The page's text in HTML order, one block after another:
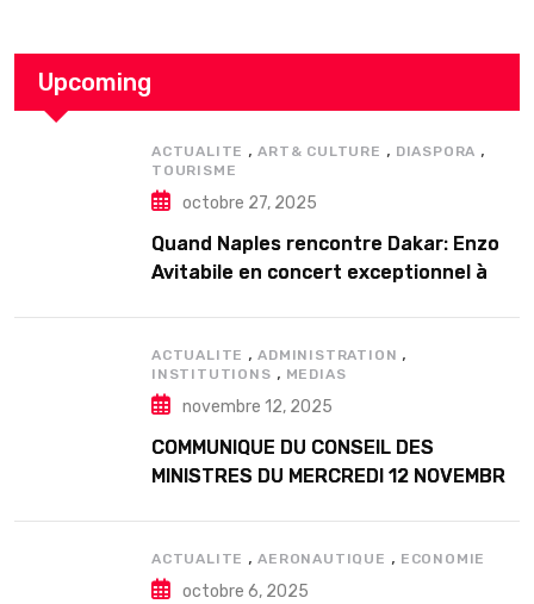
Upcoming
ACTUALITE ,ART& CULTURE , DIASPORA ,
TOURISME
octobre 27, 2025
Quand Naples rencontre Dakar: Enzo
Avitabile en concert exceptionnel à
ACTUALITE ,ADMINISTRATION ,
INSTITUTIONS , MEDIAS
novembre 12, 2025
COMMUNIQUE DU CONSEIL DES
MINISTRES DU MERCREDI 12 NOVEMBRE
ACTUALITE ,AERONAUTIQUE , ECONOMIE
octobre 6, 2025